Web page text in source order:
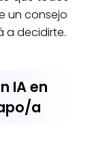
un consejo
a decidirte.
IA en
a